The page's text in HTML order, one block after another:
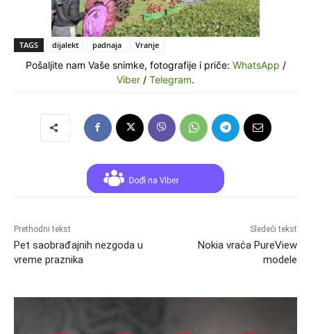
TAGS dijalekt padnaja Vranje
Pošaljite nam Vaše snimke, fotografije i priče: WhatsApp /
Viber / Telegram.
Prethodni tekst
Pet saobrađajnih nezgoda u
vreme praznika
Sledeći tekst
Nokia vraća PureView
modele